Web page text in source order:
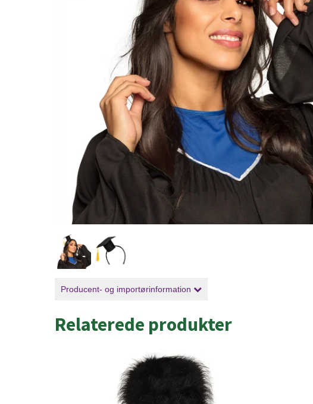
Producent- og importørinformation
Relaterede produkter